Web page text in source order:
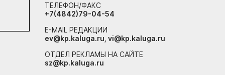
ТЕЛЕФОН/ФАКС
+7(4842)79-04-54
E-MAIL РЕДАКЦИИ
ev@kp.kaluga.ru, vi@kp.kaluga.ru
ОТДЕЛ РЕКЛАМЫ НА САЙТЕ
sz@kp.kaluga.ru